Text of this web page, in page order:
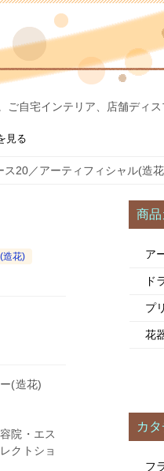
自宅インテリア、店舗ディス
見る
20／アーティフィシャル(造
造花)
(造花)
院・エス
クトショ
商品
ア
ド
プ
花
カタ
フ